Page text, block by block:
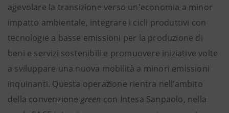
agevolare la transizione verso un'economia a minor
impatto ambientale, integrare i cicli produttivi con
tecnologie a basse emissioni per la produzione di
beni e servizi sostenibili e promuovere iniziative volte
a sviluppare una nuova mobilità a minori emissioni
inquinanti. Questa operazione rientra nell’ambito
della convenzione green con Intesa Sanpaolo, nella